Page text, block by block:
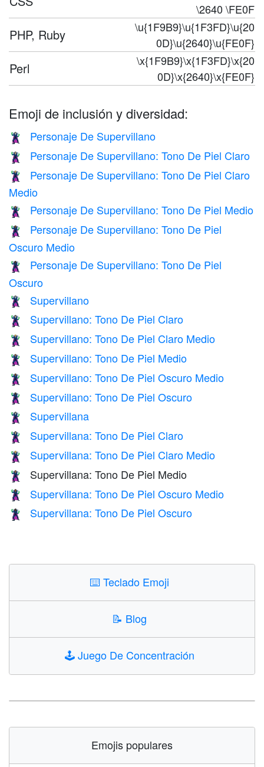
\2640 \FE0F
PHP, Ruby
\u{1F9B9}\u{1F3FD}\u{20
0D}\u{2640}\u{FE0F}
Perl
\x{1F9B9}\x{1F3FD}\x{20
0D}\x{2640}\x{FE0F}
Emoji de inclusión y diversidad:
🦹 Personaje De Supervillano
🦹🏻 Personaje De Supervillano: Tono De Piel Claro
🦹🏼
Personaje De Supervillano: Tono De Piel Claro
Medio
🦹🏽 Personaje De Supervillano: Tono De Piel Medio
🦹🏾
Personaje De Supervillano: Tono De Piel
Oscuro Medio
🦹🏿
Personaje De Supervillano: Tono De Piel
Oscuro
🦹‍♂️ Supervillano
🦹🏻‍♂️ Supervillano: Tono De Piel Claro
🦹🏼‍♂️ Supervillano: Tono De Piel Claro Medio
🦹🏽‍♂️ Supervillano: Tono De Piel Medio
🦹🏾‍♂️ Supervillano: Tono De Piel Oscuro Medio
🦹🏿‍♂️ Supervillano: Tono De Piel Oscuro
🦹‍♀️ Supervillana
🦹🏻‍♀️ Supervillana: Tono De Piel Claro
🦹🏼‍♀️ Supervillana: Tono De Piel Claro Medio
🦹🏽‍♀️ Supervillana: Tono De Piel Medio
🦹🏾‍♀️ Supervillana: Tono De Piel Oscuro Medio
🦹🏿‍♀️ Supervillana: Tono De Piel Oscuro
⌨️Teclado Emoji
📝 Blog
🕹️Juego De Concentración
Emojis populares